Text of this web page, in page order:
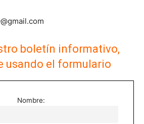
boletín informativo,
usando el formulario
Nombre: